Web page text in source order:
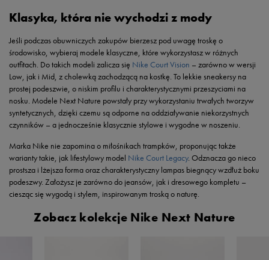
Klasyka, która nie wychodzi z mody
Jeśli podczas obuwniczych zakupów bierzesz pod uwagę troskę o
środowisko, wybieraj modele klasyczne, które wykorzystasz w różnych
outfitach. Do takich modeli zalicza się Nike Court Vision – zarówno w wersji
Low, jak i Mid, z cholewką zachodzącą na kostkę. To lekkie sneakersy na
prostej podeszwie, o niskim profilu i charakterystycznymi przeszyciami na
nosku. Modele Next Nature powstały przy wykorzystaniu trwałych tworzyw
syntetycznych, dzięki czemu są odporne na oddziaływanie niekorzystnych
czynników – a jednocześnie klasycznie stylowe i wygodne w noszeniu.
Marka Nike nie zapomina o miłośnikach trampków, proponując także
warianty takie, jak lifestylowy model Nike Court Legacy. Odznacza go nieco
prostsza i lżejsza forma oraz charakterystyczny lampas biegnący wzdłuż boku
podeszwy. Założysz je zarówno do jeansów, jak i dresowego kompletu –
ciesząc się wygodą i stylem, inspirowanym troską o naturę.
Zobacz kolekcje Nike Next Nature